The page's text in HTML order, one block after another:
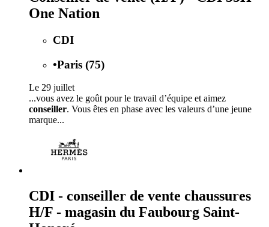
One Nation
CDI
•Paris (75)
Le 29 juillet
...vous avez le goût pour le travail d’équipe et aimez
conseiller. Vous êtes en phase avec les valeurs d’une jeune
marque...
CDI - conseiller de vente chaussures
H/F - magasin du Faubourg Saint-